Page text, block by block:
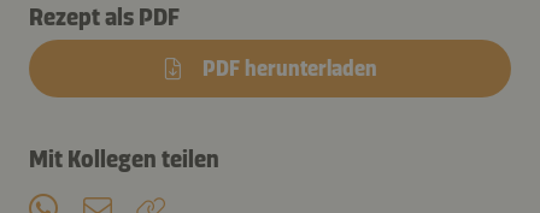
Rezept als PDF
PDF herunterladen
Mit Kollegen teilen